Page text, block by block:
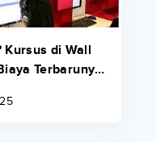
Kursus di Wall
Terbarunya